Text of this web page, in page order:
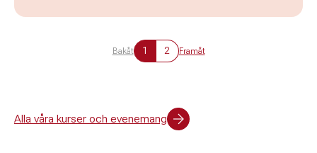
Bakåt 1 2 Framåt
Alla våra kurser och evenemang